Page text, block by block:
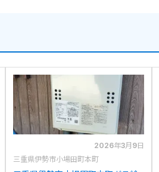
2026年3月9日
三重県伊勢市小場田町本町